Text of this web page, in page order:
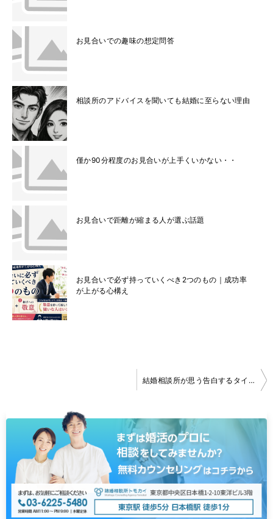
お見合いでの趣味の想定問答
相談所のアドバイスを聞いても結婚に至らない理由
僅か90分程度のお見合いが上手くいかない・・
お見合いで距離が縮まる人が選ぶ話題
お見合いで必ず持っていくべき2つのもの｜成功率
が上がる心構え
ナ
ー
ョ
結婚相談所が思う告白するタイミング